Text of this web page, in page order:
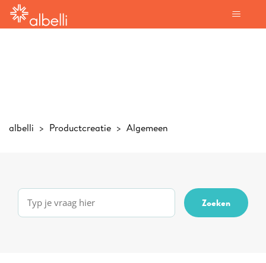
albelli Productcreatie Algemeen